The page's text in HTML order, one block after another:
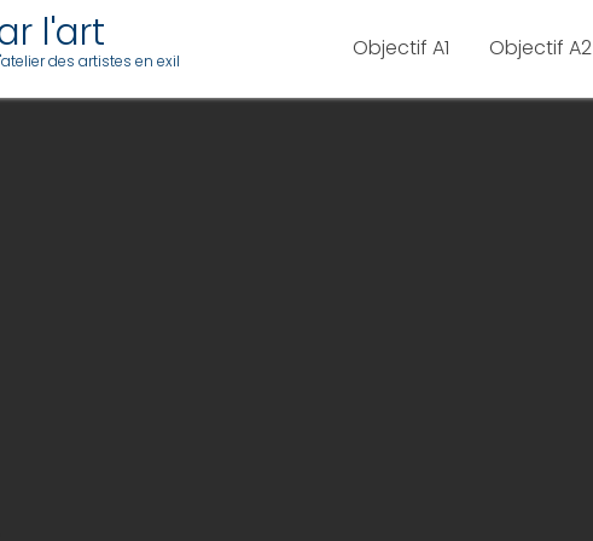
l'art
des artistes en exil Objectif A1 Objectif A2